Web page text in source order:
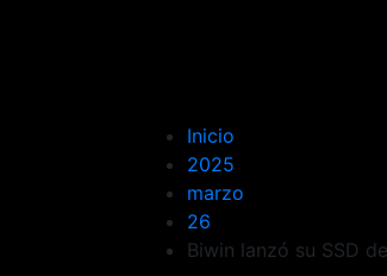
Inicio
2025
marzo
26
Biwin lanzó su SSD